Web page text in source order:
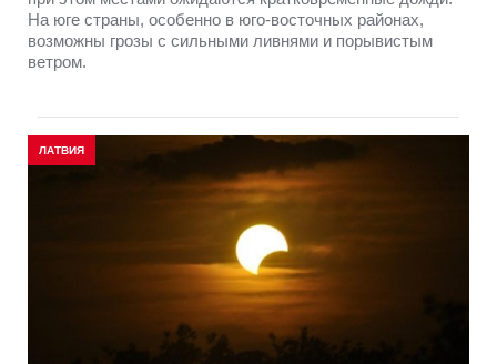
На юге страны, особенно в юго-восточных районах,
возможны грозы с сильными ливнями и порывистым
ветром.
ЛАТВИЯ